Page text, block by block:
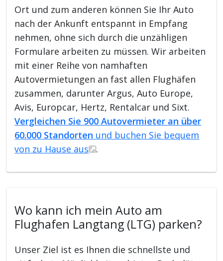
Ort und zum anderen können Sie Ihr Auto
nach der Ankunft entspannt in Empfang
nehmen, ohne sich durch die unzähligen
Formulare arbeiten zu müssen. Wir arbeiten
mit einer Reihe von namhaften
Autovermietungen an fast allen Flughäfen
zusammen, darunter Argus, Auto Europe,
Avis, Europcar, Hertz, Rentalcar und Sixt.
Vergleichen Sie 900 Autovermieter an über
60.000 Standorten und buchen Sie bequem
von zu Hause aus
.
Wo kann ich mein Auto am
Flughafen Langtang (LTG) parken?
Unser Ziel ist es Ihnen die schnellste und